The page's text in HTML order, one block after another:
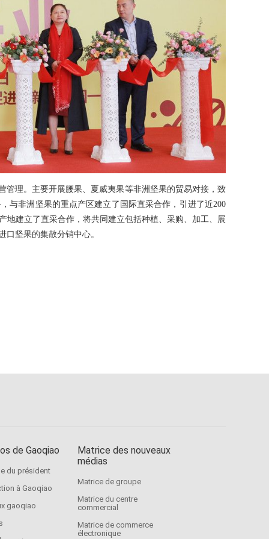
管理。主要开展腰果、夏威夷果等非洲坚果的贸易对接，致
与非洲坚果的重点产区建立了国际直采合作，引进了近200
建立了直采合作，将共同建立包括种植、采购、加工、展
坚果的集散分销中心。
de Gaoqiao
du président
à Gaoqiao
gaoqiao
Matrice des nouveaux
médias
Matrice de groupe
Matrice du centre
commercial
Matrice de commerce
électronique